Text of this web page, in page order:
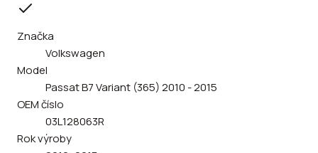
Značka
Volkswagen
Model
Passat B7 Variant (365) 2010 - 2015
OEM číslo
03L128063R
Rok výroby